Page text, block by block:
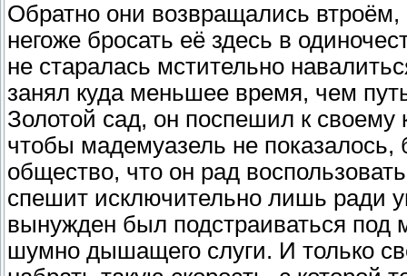
Обратно они возвращались
негоже бросать её здесь в
не старалась мстительно
занял куда меньшее время, чем
Золотой сад, он поспешил к своему
чтобы мадемуазель не показалось,
общество, что он рад
спешит исключительно лишь ради
вынужден был подстраиваться под
шумно дышащего слуги. И только